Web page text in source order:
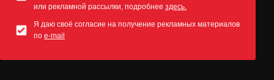
или рекламной рассылки, подробнее здесь.
Я даю своё согласие на получение рекламных материалов
по e-mail